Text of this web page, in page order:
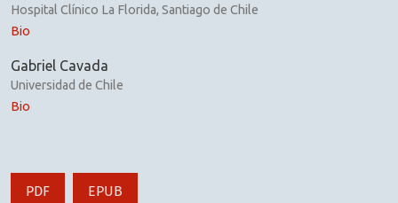
Hospital Clínico La Florida, Santiago de Chile
Bio
Gabriel Cavada
Universidad de Chile
Bio
PDF EPUB